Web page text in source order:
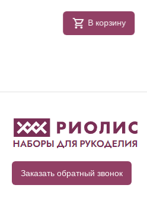
В корзину
Заказать обратный звонок